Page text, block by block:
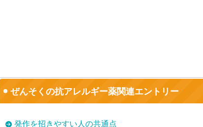
ぜんそくの抗アレルギー薬関連エントリー
発作を招きやすい人の共通点